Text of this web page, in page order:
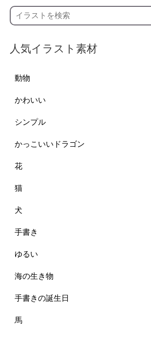
人気イラスト素材
動物
かわいい
シンプル
かっこいいドラゴン
花
猫
犬
手書き
ゆるい
海の生き物
手書きの誕生日
馬